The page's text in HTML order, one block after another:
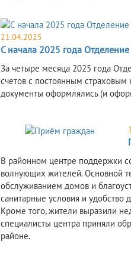
21.04.2025
С начала 2025 года
За четыре месяца 2025 года
счетов с постоянным
документы оформлялись (и
В районном центре поддержки
волнующих жителей. Основной
обслуживанием домов и
санитарные условия и
Кроме того, жители выразили
специалисты центра приняли
районе.